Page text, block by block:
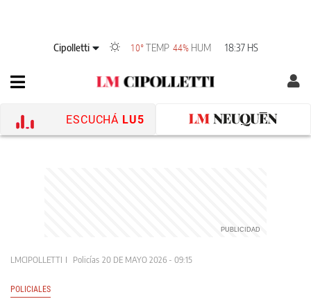
Cipolletti 10° TEMP 44% HUM 18:37 HS
ESCUCHÁ LU5
LMCIPOLLETTI Policías 20 DE MAYO 2026 - 09:15
POLICIALES